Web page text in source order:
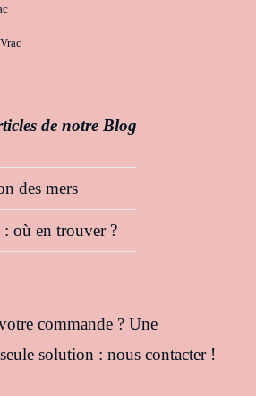
de notre Blog
des mers
où en trouver ?
commande ? Une
solution : nous contacter !